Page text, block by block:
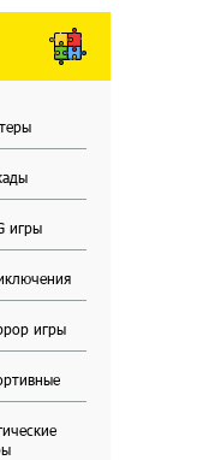
игры
игры